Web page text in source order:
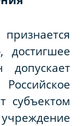
достигшее
допускает
субъектом